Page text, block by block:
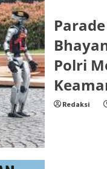
Polri
Redaksi